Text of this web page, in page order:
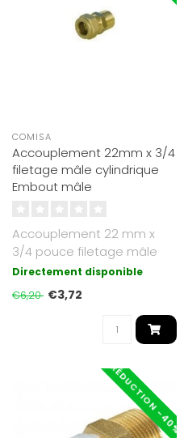
COMISA
Accouplement 22mm x 3/4
filetage mâle cylindrique
Embout mâle
Accouplement 22 mm x
3/4 pouce filetage mâle
cylindrique
Directement disponible
€6,20 €3,72
RÉDUCTION -40%